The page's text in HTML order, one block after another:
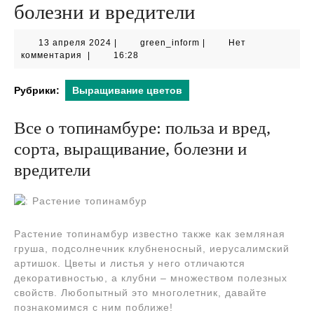
болезни и вредители
13 апреля 2024 13
апреля
green_informgreen_inform
Нет
комментария
16:28
Рубрики: Выращивание цветов
Все о топинамбуре: польза и вред,
сорта, выращивание, болезни и
вредители
Растение топинамбур известно также как земляная
груша, подсолнечник клубненосный, иерусалимский
артишок. Цветы и листья у него отличаются
декоративностью, а клубни – множеством полезных
свойств. Любопытный это многолетник, давайте
познакомимся с ним поближе!